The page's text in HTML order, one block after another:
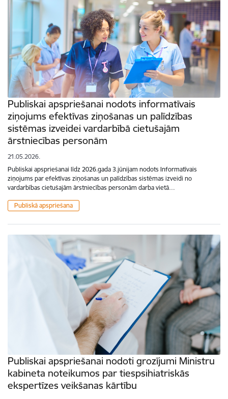
Publiskai apspriešanai nodots informatīvais
ziņojums efektīvas ziņošanas un palīdzības
sistēmas izveidei vardarbībā cietušajām
ārstniecības personām
21.05.2026.
Publiskai apspriešanai līdz 2026.gada 3.jūnijam nodots Informatīvais
ziņojums par efektīvas ziņošanas un palīdzības sistēmas izveidi no
vardarbības cietušajām ārstniecības personām darba vietā…
Publiskā apspriešana
Publiskai apspriešanai nodoti grozījumi Ministru
kabineta noteikumos par tiespsihiatriskās
ekspertīzes veikšanas kārtību